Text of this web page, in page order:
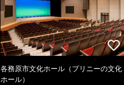
各務原市文化ホール（プリニーの文化
ホール）